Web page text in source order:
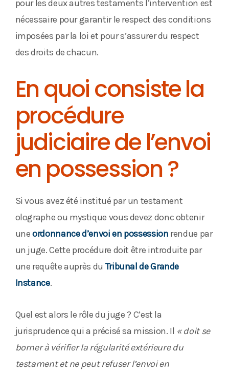
pour les deux autres testaments l’intervention est
nécessaire pour garantir le respect des conditions
imposées par la loi et pour s’assurer du respect
des droits de chacun.
En quoi consiste la
procédure
judiciaire de l’envoi
en possession ?
Si vous avez été institué par un testament
olographe ou mystique vous devez donc obtenir
uneordonnance d’envoi en possession rendue par
un juge. Cette procédure doit être introduite par
une requête auprès du Tribunal de Grande
Instance.
Quel est alors le rôle du juge ? C’est la
jurisprudence qui a précisé sa mission. Il « doit se
borner à vérifier la régularité extérieure du
testament et ne peut refuser l’envoi en